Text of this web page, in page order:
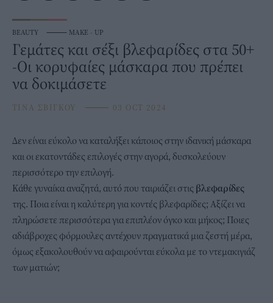
BEAUTY ⸻ MAKE - UP
Γεμάτες και σέξι βλεφαρίδες στα 50+
-Οι κορυφαίες μάσκαρα που πρέπει
να δοκιμάσετε
ΤΙΝΑ ΣΒΙΓΚΟΥ ⸻ 03 OCT 2024
Δεν είναι εύκολο να καταλήξει κάποιος στην ιδανική μάσκαρα
και οι εκατοντάδες επιλογές στην αγορά, δυσκολεύουν
περισσότερο την επιλογή.
Κάθε γυναίκα αναζητά, αυτό που ταιριάζει στις βλεφαρίδες
της. Ποια είναι η καλύτερη για κοντές βλεφαρίδες; Αξίζει να
πληρώσετε περισσότερα για επιπλέον όγκο και μήκος; Ποιες
αδιάβροχες φόρμουλες αντέχουν πραγματικά μια ζεστή μέρα,
όμως εξακολουθούν να αφαιρούνται εύκολα με το ντεμακιγιάζ
των ματιών;